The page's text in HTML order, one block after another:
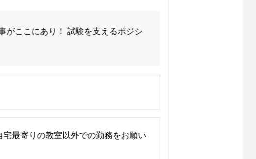
がここにあり！ 試験を支えるポジシ
最寄りの教室以外での勤務をお願い